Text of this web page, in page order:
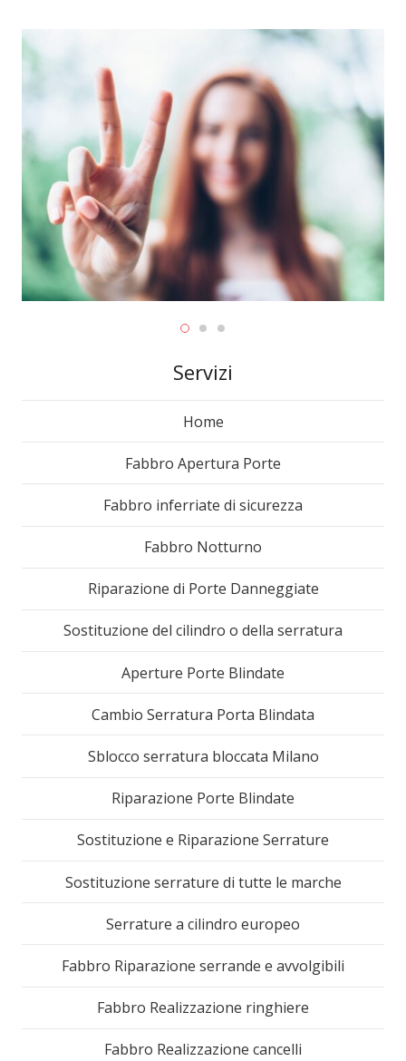
Servizi
Home
Fabbro Apertura Porte
Fabbro inferriate di sicurezza
Fabbro Notturno
Riparazione di Porte Danneggiate
Sostituzione del cilindro o della serratura
Aperture Porte Blindate
Cambio Serratura Porta Blindata
Sblocco serratura bloccata Milano
Riparazione Porte Blindate
Sostituzione e Riparazione Serrature
Sostituzione serrature di tutte le marche
Serrature a cilindro europeo
Fabbro Riparazione serrande e avvolgibili
Fabbro Realizzazione ringhiere
Fabbro Realizzazione cancelli